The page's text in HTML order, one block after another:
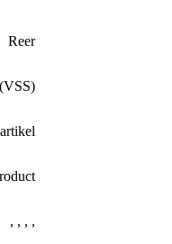
Reer
, , , ,